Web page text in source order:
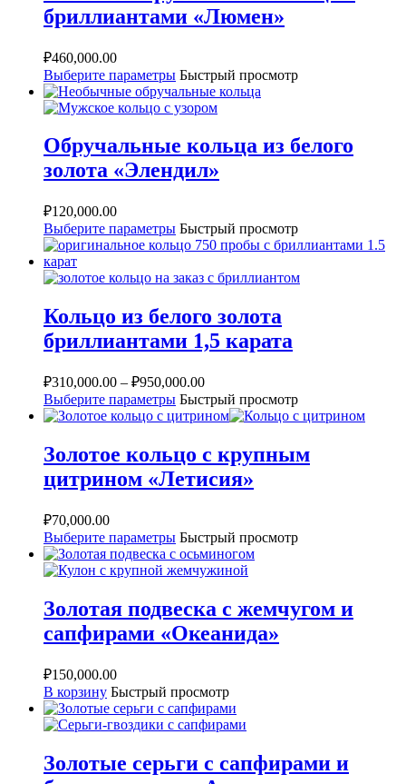
бриллиантами «Люмен»
₽460,000.00
Выберите параметры Быстрый просмотр
Обручальные кольца из белого
золота «Элендил»
₽120,000.00
Выберите параметры Быстрый просмотр
Кольцо из белого золота
бриллиантами 1,5 карата
₽310,000.00 – ₽950,000.00
Выберите параметры Быстрый просмотр
Золотое кольцо с крупным
цитрином «Летисия»
₽70,000.00
Выберите параметры Быстрый просмотр
Золотая подвеска с жемчугом и
сапфирами «Океанида»
₽150,000.00
В корзину Быстрый просмотр
Золотые серьги с сапфирами и